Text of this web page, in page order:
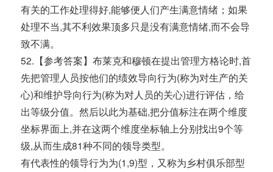
有关的工作处理得好,能够便人们产生满意情绪；如果
处理不当,其不利效果顶多只是没有满意情绪,而不会导
致不满。
52.【参考答案】布莱克和穆顿在提出管理方格论时,首
先把管理人员按他们的绩效导向行为(称为对生产的关
心)和维护导向行为(称为对人员的关心)进行评估，给
出等级分值。然后以此为基础,把分值标注在两个维度
坐标界面上,并在这两个维度坐标轴上分别找出9个等
级,从而生成81种不同的领导类型。
有代表性的领导行为为(1,9)型，又称为乡村俱乐部型